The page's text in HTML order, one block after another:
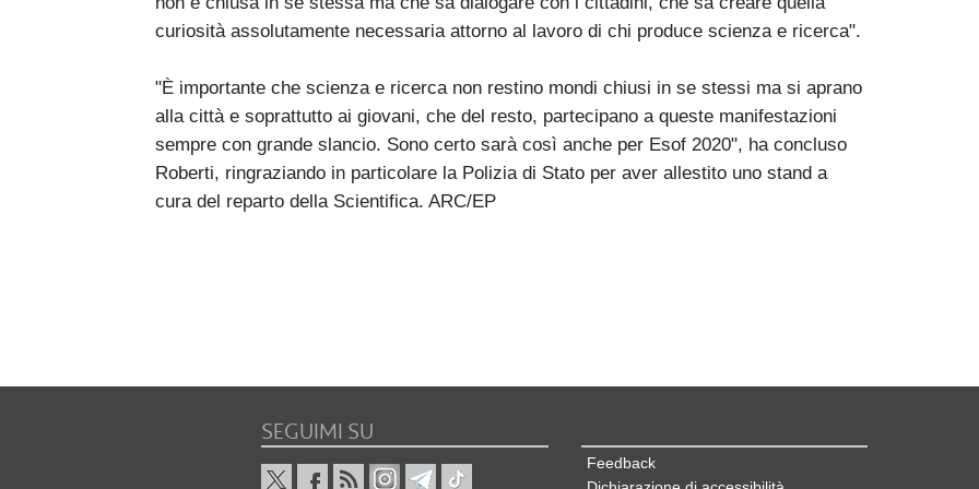
curiosità assolutamente necessaria attorno al lavoro di chi produce scienza e ricerca".
"È importante che scienza e ricerca non restino mondi chiusi in se stessi ma si aprano
alla città e soprattutto ai giovani, che del resto, partecipano a queste manifestazioni
sempre con grande slancio. Sono certo sarà così anche per Esof 2020", ha concluso
Roberti, ringraziando in particolare la Polizia di Stato per aver allestito uno stand a
cura del reparto della Scientifica. ARC/EP
SEGUIMI SU
Feedback